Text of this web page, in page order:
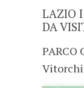
LAZIO I
DA
PARCO